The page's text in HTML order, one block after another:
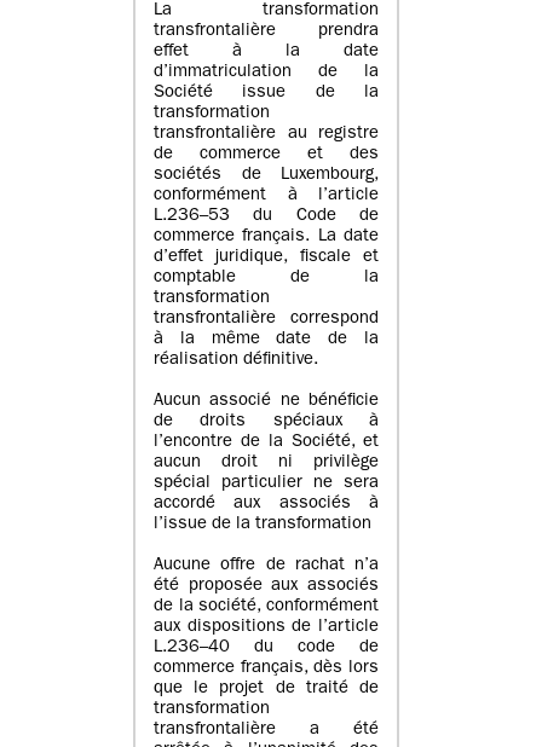
La transformation
transfrontalière prendra
effet à la date
d’immatriculation de la
Société issue de la
transformation
transfrontalière au registre
de commerce et des
sociétés de Luxembourg,
conformément à l’article
L.236–53 du Code de
commerce français. La date
d’effet juridique, fiscale et
comptable de la
transformation
transfrontalière correspond
à la même date de la
réalisation définitive.
Aucun associé ne bénéficie
de droits spéciaux à
l’encontre de la Société, et
aucun droit ni privilège
spécial particulier ne sera
accordé aux associés à
l’issue de la transformation
Aucune offre de rachat n’a
été proposée aux associés
de la société, conformément
aux dispositions de l’article
L.236–40 du code de
commerce français, dès lors
que le projet de traité de
transformation
transfrontalière a été